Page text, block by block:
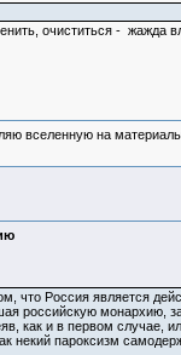
очиститься - жажда
вселенную на
что Россия является
российскую монархию,
как и в первом случае,
некий пароксизм